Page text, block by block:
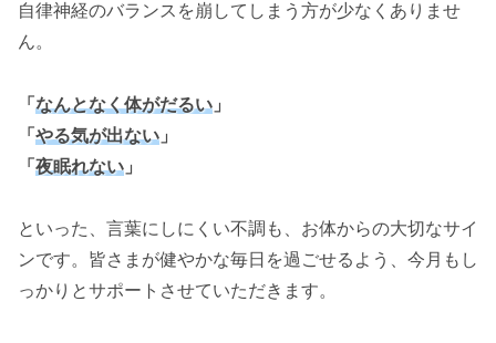
自律神経のバランスを崩してしまう方が少なくありませ
ん。
「 なんとなく体がだるい 」
「 やる気が出ない 」
「 夜眠れない 」
といった、言葉にしにくい不調も、お体からの大切なサイ
ンです。皆さまが健やかな毎日を過ごせるよう、今月もし
っかりとサポートさせていただきます。